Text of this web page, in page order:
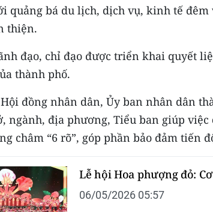
quảng bá du lịch, dịch vụ, kinh tế
thiện.
đạo, chỉ đạo được triển khai quyết
thành phố.
đồng nhân dân, Ủy ban nhân dân
ngành, địa phương, Tiểu ban giúp
châm “6 rõ”, góp phần bảo đảm tiến
Lễ hội Hoa phượng đỏ:
06/05/2026 05:57